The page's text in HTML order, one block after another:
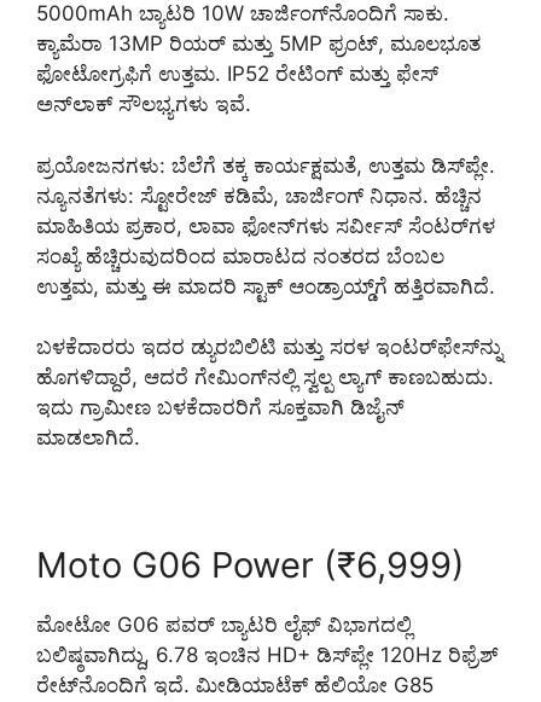
5000mAh ಬ್ಯಾಟರಿ 10W ಚಾರ್ಜಿಂಗ್‌ನೊಂದಿಗೆ ಸಾಕು.
ಕ್ಯಾಮೆರಾ 13MP ರಿಯರ್ ಮತ್ತು 5MP ಫ್ರಂಟ್, ಮೂಲಭೂತ
ಫೋಟೋಗ್ರಫಿಗೆ ಉತ್ತಮ. IP52 ರೇಟಿಂಗ್ ಮತ್ತು ಫೇಸ್
ಅನ್‌ಲಾಕ್ ಸೌಲಭ್ಯಗಳು ಇವೆ.
ಪ್ರಯೋಜನಗಳು: ಬೆಲೆಗೆ ತಕ್ಕ ಕಾರ್ಯಕ್ಷಮತೆ, ಉತ್ತಮ ಡಿಸ್‌ಪ್ಲೇ.
ನ್ಯೂನತೆಗಳು: ಸ್ಟೋರೇಜ್ ಕಡಿಮೆ, ಚಾರ್ಜಿಂಗ್ ನಿಧಾನ. ಹೆಚ್ಚಿನ
ಮಾಹಿತಿಯ ಪ್ರಕಾರ, ಲಾವಾ ಫೋನ್‌ಗಳು ಸರ್ವೀಸ್ ಸೆಂಟರ್‌ಗಳ
ಸಂಖ್ಯೆ ಹೆಚ್ಚಿರುವುದರಿಂದ ಮಾರಾಟದ ನಂತರದ ಬೆಂಬಲ
ಉತ್ತಮ, ಮತ್ತು ಈ ಮಾದರಿ ಸ್ಟಾಕ್ ಆಂಡ್ರಾಯ್ಡ್‌ಗೆ ಹತ್ತಿರವಾಗಿದೆ.
ಬಳಕೆದಾರರು ಇದರ ಡ್ಯುರಬಿಲಿಟಿ ಮತ್ತು ಸರಳ ಇಂಟರ್‌ಫೇಸ್‌ನ್ನು
ಹೊಗಳಿದ್ದಾರೆ, ಆದರೆ ಗೇಮಿಂಗ್‌ನಲ್ಲಿ ಸ್ವಲ್ಪ ಲ್ಯಾಗ್ ಕಾಣಬಹುದು.
ಇದು ಗ್ರಾಮೀಣ ಬಳಕೆದಾರರಿಗೆ ಸೂಕ್ತವಾಗಿ ಡಿಜೈನ್
ಮಾಡಲಾಗಿದೆ.
Moto G06 Power (₹6,999)
ಮೋಟೋ G06 ಪವರ್ ಬ್ಯಾಟರಿ ಲೈಫ್ ವಿಭಾಗದಲ್ಲಿ
ಬಲಿಷ್ಠವಾಗಿದ್ದು, 6.78 ಇಂಚಿನ HD+ ಡಿಸ್‌ಪ್ಲೇ 120Hz ರಿಫ್ರೆಶ್
ರೇಟ್‌ನೊಂದಿಗೆ ಇದೆ. ಮೀಡಿಯಾಟೆಕ್ ಹೆಲಿಯೋ G85